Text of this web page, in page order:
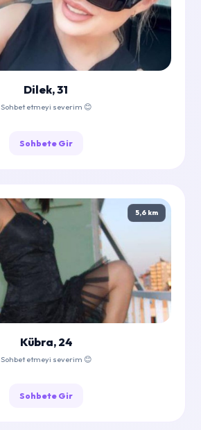
Dilek, 31
Sohbet etmeyi severim 😊
Sohbete Gir
5,6 km
Kübra, 24
Sohbet etmeyi severim 😊
Sohbete Gir